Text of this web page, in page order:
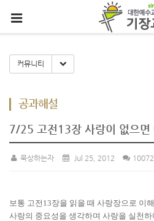
커뮤니티 Toggle Dropdown
공과해설
7/25 고전13장 사랑이 없으면
묵상하는자 Jul 25, 2012 10072
보통 고전13장을 읽을 때 사랑장으로 이
사랑의 중요성을 생각하며 사랑을 실천